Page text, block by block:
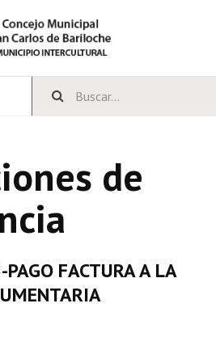
de
FACTURA A LA